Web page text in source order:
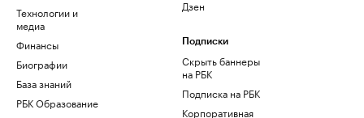
Технологии и
медиа
Финансы
Биографии
База знаний
РБК Образование
Дзен
Подписки
Скрыть баннеры
на РБК
Подписка на РБК
Корпоративная